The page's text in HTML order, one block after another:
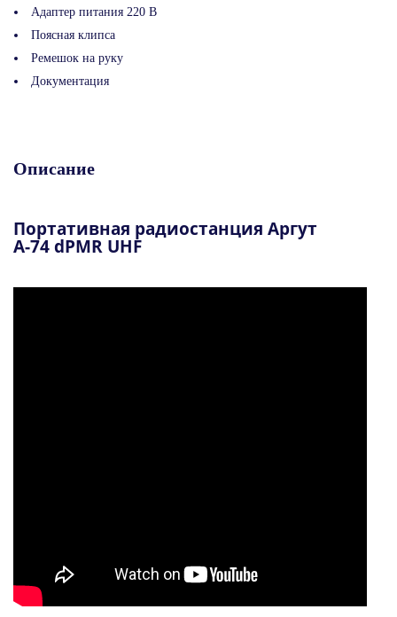
Адаптер питания 220 В
Поясная клипса
Ремешок на руку
Документация
Описание
Портативная радиостанция Аргут
А-74 dPMR UHF